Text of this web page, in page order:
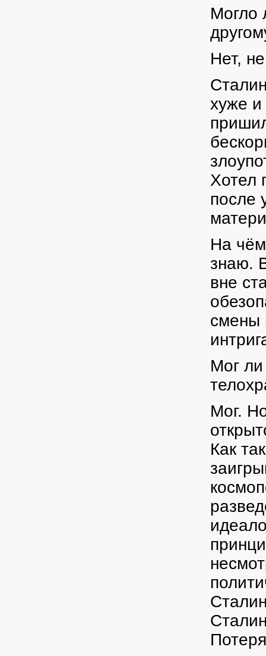
Могло
Нет,
хуже
Хотел
после
На
знаю.
вне
смены
Мог
Мог.
Как